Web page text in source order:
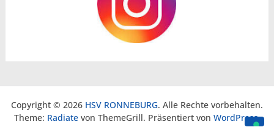
Copyright © 2026 HSV RONNEBURG. Alle Rechte vorbehalten.
Theme: Radiatevon ThemeGrill. Präsentiert von WordPress.